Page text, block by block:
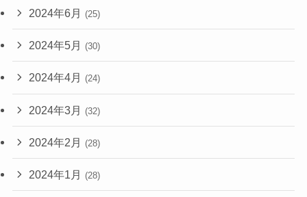
2024年6月 (25)
2024年5月 (30)
2024年4月 (24)
2024年3月 (32)
2024年2月 (28)
2024年1月 (28)